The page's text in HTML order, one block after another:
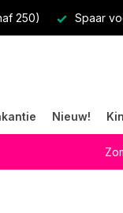
250) Spaar
Nieuw!